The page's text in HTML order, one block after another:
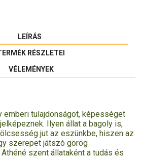
LEÍRÁS
RÉSZLETEI
VÉLEMÉNYEK
emberi tulajdonságot, képességet
Ilyen állat a bagoly is,
jut az eszünkbe, hiszen az
szerepet játszó görög
szent állataként a tudás és